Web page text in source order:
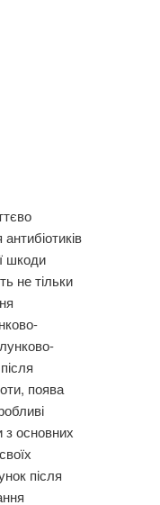
шкоди
не тільки
поява
з основних
після